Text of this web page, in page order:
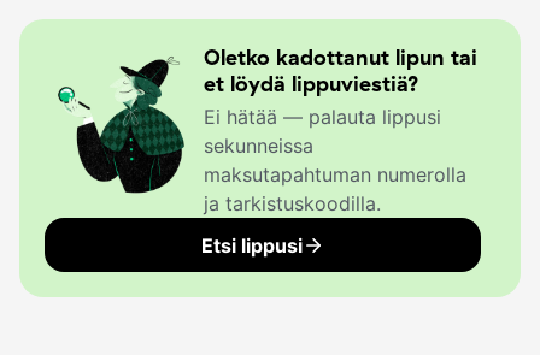
Oletko kadottanut lipun tai
et löydä lippuviestiä?
Ei hätää — palauta lippusi
sekunneissa
maksutapahtuman numerolla
ja tarkistuskoodilla.
Etsi lippusi